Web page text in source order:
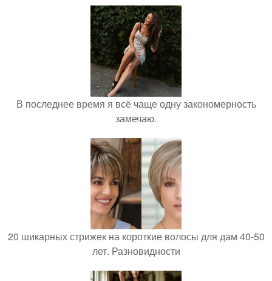
В последнее время я всё чаще одну закономерность
замечаю.
20 шикарных стрижек на короткие волосы для дам 40-50
лет. Разновидности